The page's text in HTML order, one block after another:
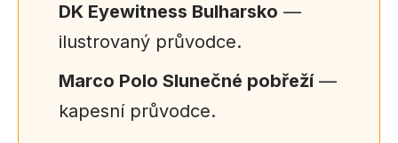
DK Eyewitness Bulharsko —
ilustrovaný průvodce.
Marco Polo Slunečné pobřeží—
kapesní průvodce.